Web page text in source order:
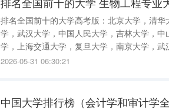
排名全国前十的大学高考版：北京大学，清
学，武汉大学，中国人民大学，吉林大学，
学，上海交通大学，复旦大学，南京大学，
工程专业大学排名生物工程专业排名 排名学
2026-05-31 06:30:21
中国大学排行榜（会计学和审计学